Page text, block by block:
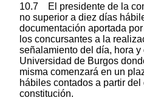
10.7 El presidente de la
no superior a diez días
documentación aportada
los concursantes a la
señalamiento del día, hora
Universidad de Burgos
misma comenzará en un
hábiles contados a partir
constitución.